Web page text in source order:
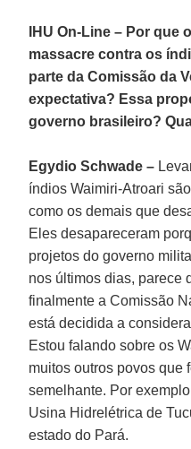
IHU On-Line – Por que
massacre contra os
parte da Comissão da
expectativa? Essa
governo brasileiro?
Egydio Schwade –
índios Waimiri-Atroari
como os demais que
Eles desapareceram
projetos do governo
nos últimos dias, parece
finalmente a Comissão
está decidida a
Estou falando sobre os
muitos outros povos que
semelhante. Por
Usina Hidrelétrica de
estado do Pará.